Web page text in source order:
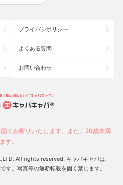
県
ラ
六本木のキャバクラ
バクラ
プライバシポリシー
よくある質問
お問い合わせ
くお断りいたします。また、20歳未満
す。
All rights reserved. キャバキャバは、
す。写真等の無断転載を固く禁じます。